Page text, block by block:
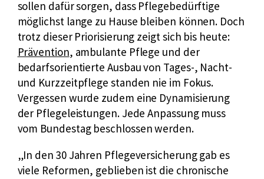
c
h
D
e
m
o
k
r
a
i
sollen dafür sorgen, dass Pflegebedürftige
möglichst lange zu Hause bleiben können. Doch
trotz dieser Priorisierung zeigt sich bis heute:
Prävention, ambulante Pflege und der
bedarfsorientierte Ausbau von Tages-, Nacht-
und Kurzzeitpflege standen nie im Fokus.
Vergessen wurde zudem eine Dynamisierung
der Pflegeleistungen. Jede Anpassung muss
vom Bundestag beschlossen werden.
„In den 30 Jahren Pflegeversicherung gab es
viele Reformen, geblieben ist die chronische